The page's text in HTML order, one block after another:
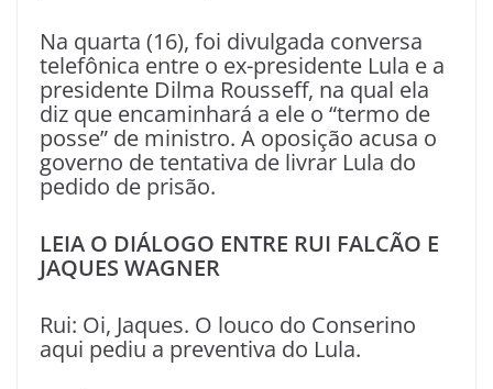
Na quarta (16), foi divulgada conversa
telefônica entre o ex-presidente Lula e a
presidente Dilma Rousseff, na qual ela
diz que encaminhará a ele o “termo de
posse” de ministro. A oposição acusa o
governo de tentativa de livrar Lula do
pedido de prisão.
LEIA O DIÁLOGO ENTRE RUI FALCÃO E
JAQUES WAGNER
Rui: Oi, Jaques. O louco do Conserino
aqui pediu a preventiva do Lula.